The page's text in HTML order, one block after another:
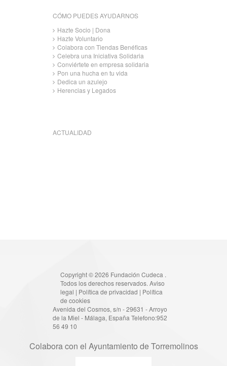
CÓMO PUEDES AYUDARNOS
Hazte Socio | Dona
Hazte Voluntario
Colabora con Tiendas Benéficas
Celebra una Iniciativa Solidaria
Conviértete en empresa solidaria
Pon una hucha en tu vida
Dedica un azulejo
Herencias y Legados
ACTUALIDAD
Copyright © 2026 Fundación Cudeca .
Todos los derechos reservados. Aviso
legal | Política de privacidad | Política
de cookies
Avenida del Cosmos, s/n - 29631 - Arroyo
de la Miel - Málaga, España Telefono:952
56 49 10
Colabora con el Ayuntamiento de Torremolinos